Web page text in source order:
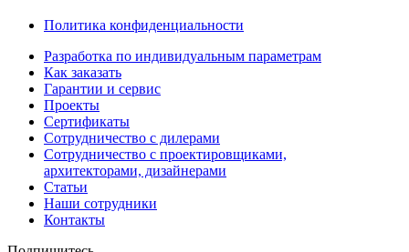
Политика конфиденциальности
Разработка по индивидуальным параметрам
Как заказать
Гарантии и сервис
Проекты
Сертификаты
Сотрудничество с дилерами
Сотрудничество с проектировщиками,
архитекторами, дизайнерами
Статьи
Наши сотрудники
Контакты